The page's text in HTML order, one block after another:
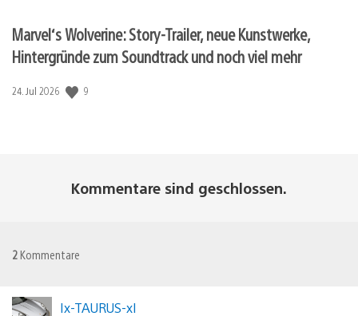
Marvel‘s Wolverine: Story-Trailer, neue Kunstwerke,
Hintergründe zum Soundtrack und noch viel mehr
Veröffentlichungsdatum:
24. Jul 2026 9
Kommentare sind geschlossen.
2 Kommentare
Ix-TAURUS-xI